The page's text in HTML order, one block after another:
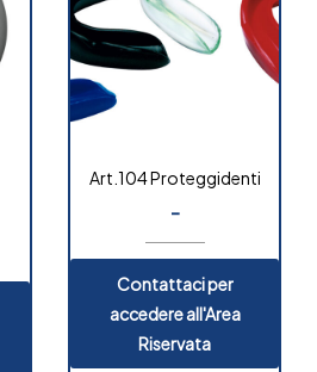
Art.104 Proteggidenti
-
Contattaci per
accedere all'Area
Riservata